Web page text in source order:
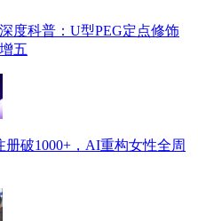
度科普：U型PEG定点修饰
五
破1000+，AI重构女性全周